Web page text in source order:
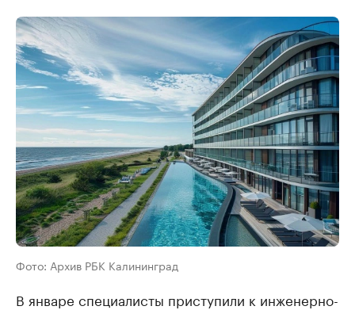
Фото: Архив РБК Калининград
В январе специалисты приступили к инженерно-